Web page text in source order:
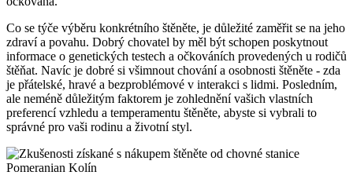
Co ‌se týče ‌výběru konkrétního štěněte, je důležité zaměřit‌ se na jeho
zdraví a povahu. Dobrý chovatel by měl‍ být ‍schopen poskytnout
informace ⁢o genetických testech a ‌očkováních provedených u rodičů
štěňat. ⁣Navíc je dobré si všimnout chování a ⁤osobnosti štěněte ‍- zda
je přátelské,​ hravé‌ a bezproblémové v interakci⁤ s ⁤lidmi. ⁢Posledním,
ale neméně důležitým faktorem je zohlednění vašich vlastních
preferencí vzhledu a temperamentu štěněte,⁣ abyste​ si vybrali to
správné​ pro vaši rodinu a ⁢životní styl.